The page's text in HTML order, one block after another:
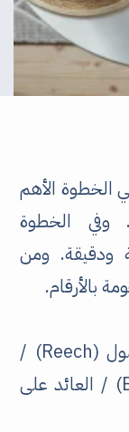
الخطوة الأهم
وفي الخطوة
ودقيقة. ومن
بالأرقام.
بيشمل مدى الوصول (Reech) /
معدل التفاعل (Engagement Rate) / العائد على